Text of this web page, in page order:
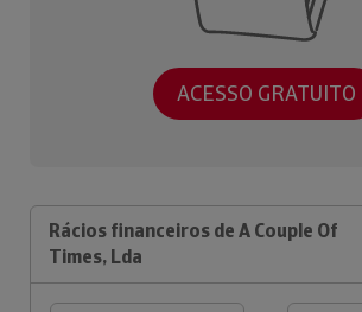
ACESSO GRATUITO
Rácios financeiros de A Couple Of
Times, Lda